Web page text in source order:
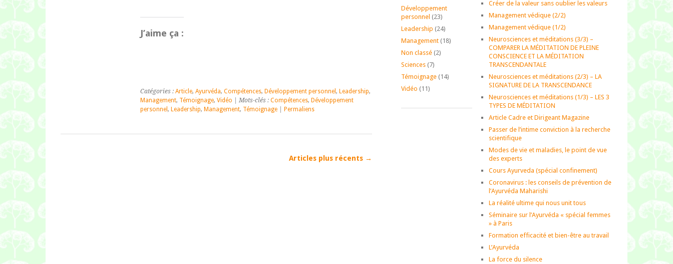
J’aime ça :
Catégories : Article, Ayurvéda, Compétences, Développement personnel , Leadership,
Management, Témoignage, Vidéo | Mots-clés : Compétences, Développement
personnel , Leadership, Management, Témoignage| Permaliens
Articles plus récents →
Développement
personnel (23)
Leadership (24)
Management(18)
Non classé(2)
Sciences(7)
Témoignage(14)
Vidéo (11)
Créer de la valeur sans oublier les valeurs
Management védique (2/2)
Management védique (1/2)
Neurosciences et méditations (3/3) –
COMPARER LA MÉDITATION DE PLEINE
CONSCIENCE ET LA MÉDITATION
TRANSCENDANTALE
Neurosciences et méditations (2/3) – LA
SIGNATURE DE LA TRANSCENDANCE
Neurosciences et méditations (1/3) – LES 3
TYPES DE MÉDITATION
Article Cadre et Dirigeant Magazine
Passer de l’intime conviction à la recherche
scientifique
Modes de vie et maladies, le point de vue
des experts
Cours Ayurveda (spécial confinement)
Coronavirus : les conseils de prévention de
l’Ayurvéda Maharishi
La réalité ultime qui nous unit tous
Séminaire sur l’Ayurvéda « spécial femmes
» à Paris
Formation efficacité et bien-être au travail
L’Ayurvéda
La force du silence